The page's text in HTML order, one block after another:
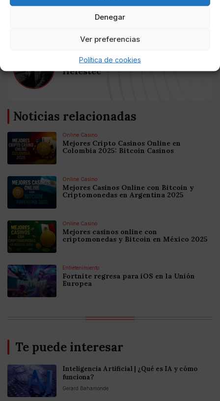
Denegar
Ver preferencias
Política de cookies
llegarán al mercado antes de que finalice el año.
AUTOR
Hefestec
Noticias relacionadas
Online Casino
Mejores Cripto Casinos Online en
Colombia 2025: Bitcoin Casinos
Online Casino
Mejores Casinos Online con Bitcoin y
Criptomonedas en Argentina 2025
Online Casino
Mejores casinos online con
criptomonedas y Bitcoin en México 2025
Entretenimiento
Fortnite regresa para iOS en la Unión
Europea
Te puede interesar
Inteligencia Artificial | ¿Qué es IA y cómo
funciona?
Gerard Bahamonde